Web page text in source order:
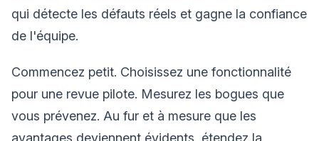
qui détecte les défauts réels et gagne la confiance
de l'équipe.
Commencez petit. Choisissez une fonctionnalité
pour une revue pilote. Mesurez les bogues que
vous prévenez. Au fur et à mesure que les
avantages deviennent évidents, étendez la